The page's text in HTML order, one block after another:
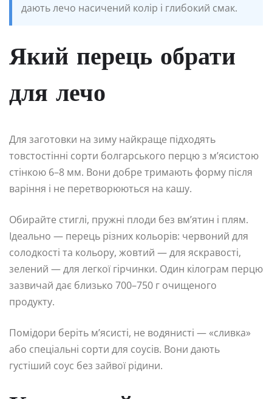
дають лечо насичений колір і глибокий смак.
Який перець обрати
для лечо
Для заготовки на зиму найкраще підходять
товстостінні сорти болгарського перцю з м’ясистою
стінкою 6–8 мм. Вони добре тримають форму після
варіння і не перетворюються на кашу.
Обирайте стиглі, пружні плоди без вм’ятин і плям.
Ідеально — перець різних кольорів: червоний для
солодкості та кольору, жовтий — для яскравості,
зелений — для легкої гірчинки. Один кілограм перцю
зазвичай дає близько 700–750 г очищеного
продукту.
Помідори беріть м’ясисті, не водянисті — «сливка»
або спеціальні сорти для соусів. Вони дають
густіший соус без зайвої рідини.